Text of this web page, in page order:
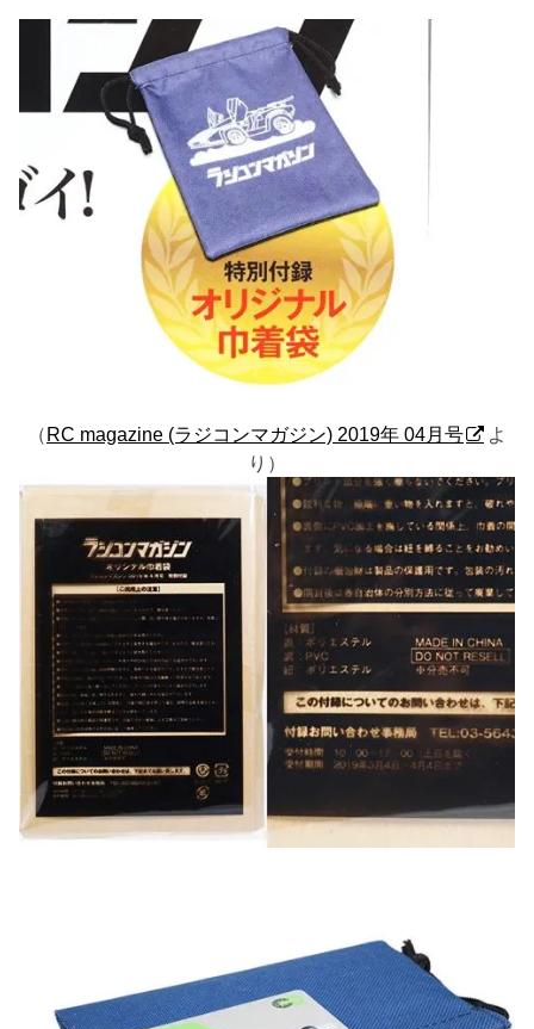
（RC magazine (ラジコンマガジン) 2019年 04月号
よ
り）